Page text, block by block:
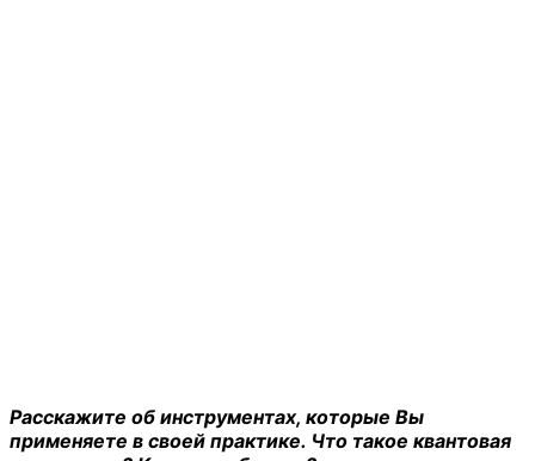
Расскажите об инструментах, которые Вы
применяете в своей практике. Что такое квантовая